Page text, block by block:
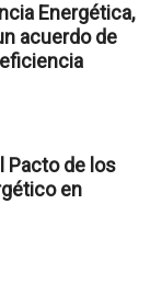
Energética,
acuerdo de
Pacto de los
en